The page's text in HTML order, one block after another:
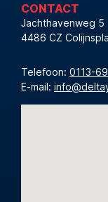
CONTACT
Jachthavenweg 5
4486 CZ
Telefoon: 0113-
E-mail: